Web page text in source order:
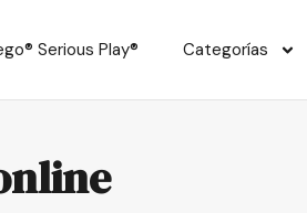
Serious Play® Categorías